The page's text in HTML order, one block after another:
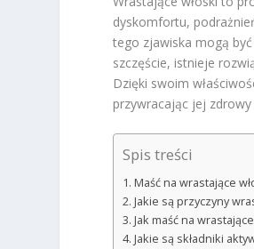
dyskomfortu,
tego zjawiska mogą
szczęście, istnieje
Dzięki swoim
przywracając jej
Spis treści
Maść na wrastające
Jakie są przyczyny
Jak maść na
Jakie są składniki